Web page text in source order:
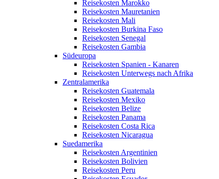
Reisekosten Marokko
Reisekosten Mauretanien
Reisekosten Mali
Reisekosten Burkina Faso
Reisekosten Senegal
Reisekosten Gambia
Südeuropa
Reisekosten Spanien - Kanaren
Reisekosten Unterwegs nach Afrika
Zentralamerika
Reisekosten Guatemala
Reisekosten Mexiko
Reisekosten Belize
Reisekosten Panama
Reisekosten Costa Rica
Reisekosten Nicaragua
Suedamerika
Reisekosten Argentinien
Reisekosten Bolivien
Reisekosten Peru